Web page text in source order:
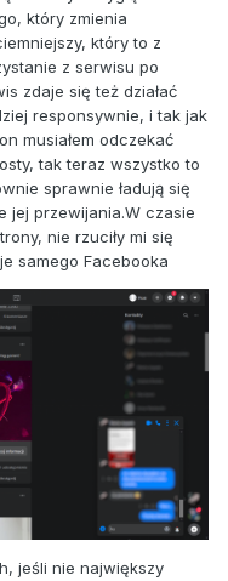
który zmienia
który to z
z serwisu po
zdaje się też działać
responsywnie, i tak jak
musiałem odczekać
tak teraz wszystko to
sprawnie ładują się
jej przewijania.W czasie
nie rzuciły mi się
samego Facebooka
jeśli nie największy